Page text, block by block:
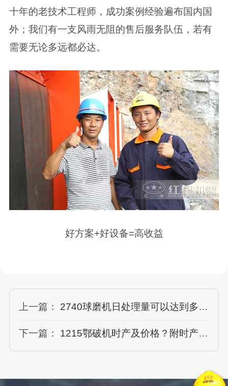
十年的老技术工程师，成功案例经验遍布国内国
外；我们有一支风雨无阻的售后服务队伍，若有
需要无论多远都必达。
好方案+好设备=高收益
上一篇： 2740球磨机日处理量可以达到多少吨？价格多少钱？
下一篇： 1215鄂破机时产及价格？附时产400吨石料的破碎机价格表